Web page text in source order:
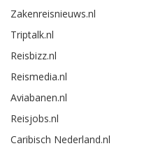
Zakenreisnieuws.nl
Triptalk.nl
Reisbizz.nl
Reismedia.nl
Aviabanen.nl
Reisjobs.nl
Caribisch Nederland.nl